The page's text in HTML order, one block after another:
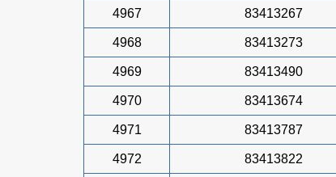
4967 83413267
4968 83413273
4969 83413490
4970 83413674
4971 83413787
4972 83413822